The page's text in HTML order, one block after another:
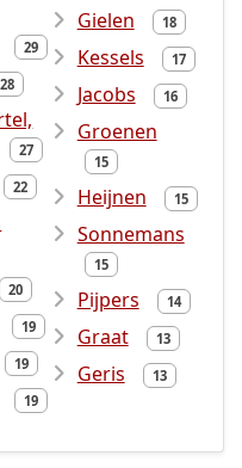
29
28
27
22
20
19
19
19
Gielen 18
Kessels 17
Jacobs 16
Groenen
15
Heijnen 15
Sonnemans
15
Pijpers 14
Graat 13
Geris 13